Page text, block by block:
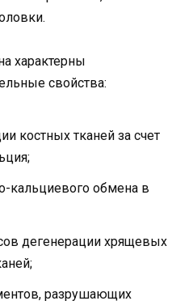
характерны
свойства:
костных тканей за счет
кальциевого обмена в
дегенерации хрящевых
разрушающих